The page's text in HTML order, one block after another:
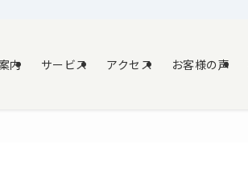
内 サービス アクセス お客様の声